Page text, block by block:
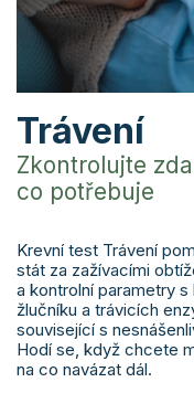
Trávení
Zkontrolujte
co potřebuje
Krevní test Trávení
stát za zažívacími
a kontrolní parametry
žlučníku a trávicích
související s
Hodí se, když chcete
na co navázat dál.